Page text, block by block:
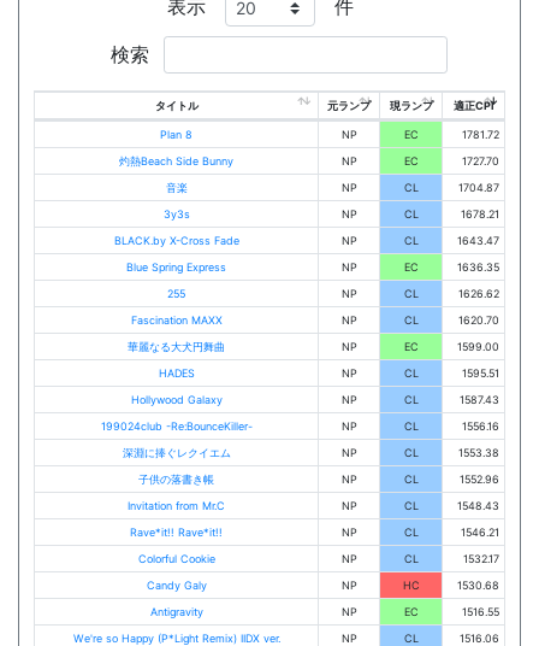
表示 件
検索
タイトル 元ランプ 現ランプ 適正CPI
Plan 8 NP EC
1781.72
灼熱Beach Side Bunny
NP EC
1727.70
音楽
NP CL
1704.87
3y3s
NP CL
1678.21
BLACK.by X-Cross Fade
NP CL
1643.47
Blue Spring Express
NP EC
1636.35
255
NP CL
1626.62
Fascination MAXX
NP CL
1620.70
華麗なる大犬円舞曲
NP EC
1599.00
HADES
NP CL
1595.51
Hollywood Galaxy
NP CL
1587.43
199024club -Re:BounceKiller-
NP CL
1556.16
深淵に捧ぐレクイエム
NP CL
1553.38
子供の落書き帳
NP CL
1552.96
Invitation from Mr.C
NP CL
1548.43
Rave*it!! Rave*it!!
NP CL
1546.21
Colorful Cookie
NP CL
1532.17
Candy Galy
NP HC
1530.68
Antigravity
NP EC
1516.55
We're so Happy (P*Light Remix) IIDX ver.
NP CL 1516.06